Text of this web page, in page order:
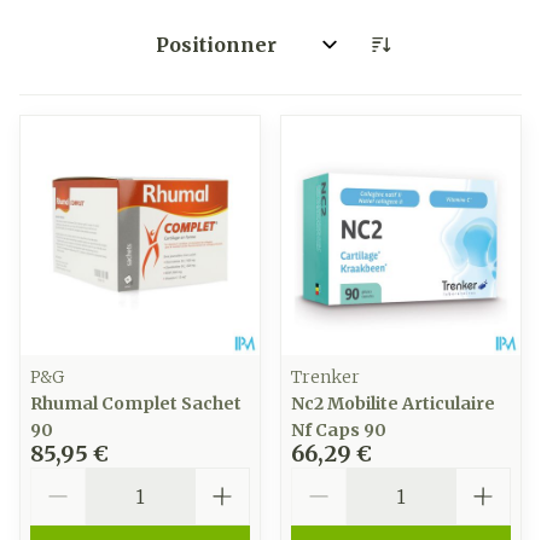
Trier par:
P&G
Rhumal Complet Sachet
90
85,95 €
Trenker
Nc2 Mobilite Articulaire
Nf Caps 90
66,29 €